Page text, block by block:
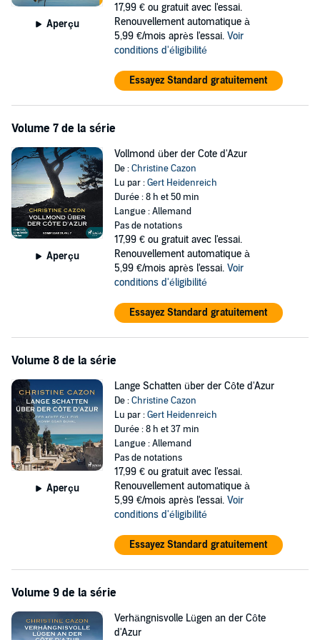
Aperçu
17,99 € ou gratuit avec l'essai.
Renouvellement automatique à
5,99 €/mois après l'essai. Voir
conditions d'éligibilité
Essayez Standard gratuitement
Volume 7 de la série
Aperçu
Vollmond über der Cote d'Azur
De :Christine Cazon
Lu par :Gert Heidenreich
Durée : 8 h et 50 min
Langue : Allemand
Pas de notations
17,99 € ou gratuit avec l'essai.
Renouvellement automatique à
5,99 €/mois après l'essai. Voir
conditions d'éligibilité
Essayez Standard gratuitement
Volume 8 de la série
Aperçu
Lange Schatten über der Côte d'Azur
De :Christine Cazon
Lu par :Gert Heidenreich
Durée : 8 h et 37 min
Langue : Allemand
Pas de notations
17,99 € ou gratuit avec l'essai.
Renouvellement automatique à
5,99 €/mois après l'essai. Voir
conditions d'éligibilité
Essayez Standard gratuitement
Volume 9 de la série
Verhängnisvolle Lügen an der Côte
d'Azur